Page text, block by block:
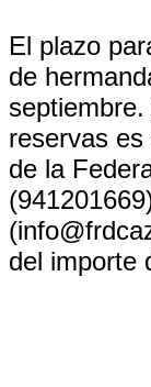
El plazo
de
reservas
de la
del importe